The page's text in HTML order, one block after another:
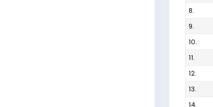
8.
9.
10.
11.
12.
13.
14.